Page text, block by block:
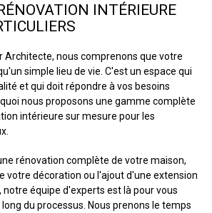
INTÉRIEURE
Architecte, nous comprenons que votre
simple lieu de vie. C'est un espace qui
et qui doit répondre à vos besoins
nous proposons une gamme complète
intérieure sur mesure pour les
rénovation complète de votre maison,
votre décoration ou l'ajout d'une extension
équipe d'experts est là pour vous
du processus. Nous prenons le temps